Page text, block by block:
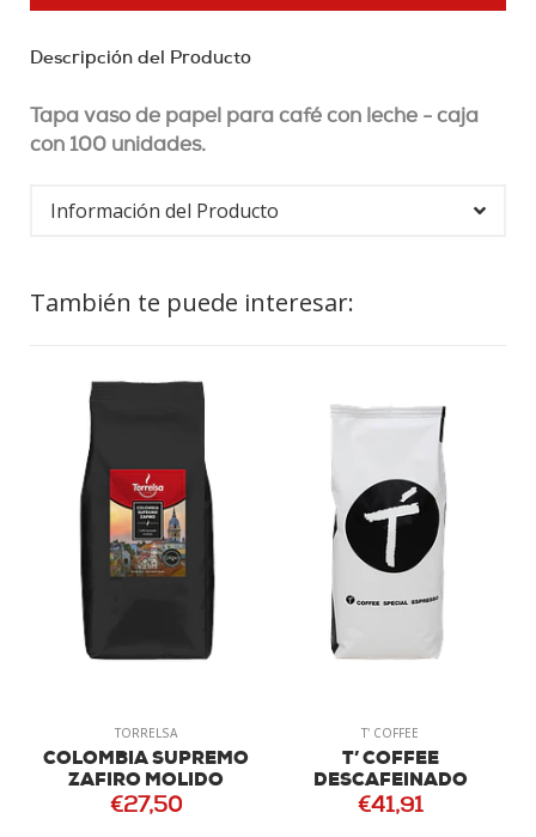
Descripción del Producto
Tapa vaso de papel para café con leche - caja
con 100 unidades.
Información del Producto
También te puede interesar:
TORRELSA
COLOMBIA SUPREMO
ZAFIRO MOLIDO
€27,50
T' COFFEE
T’ COFFEE
DESCAFEINADO
€41,91